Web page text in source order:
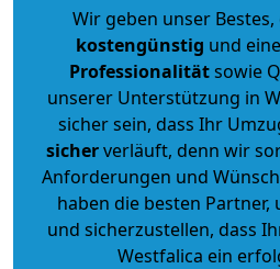
Wir geben unser
kostengünstig und eine
Professionalitätsowie
unserer Unterstützung in
sicher sein, dass Ihr
sicherverläuft, denn wir
Anforderungen und
haben die besten Partner,
und sicherzustellen, dass
Westfalica ein